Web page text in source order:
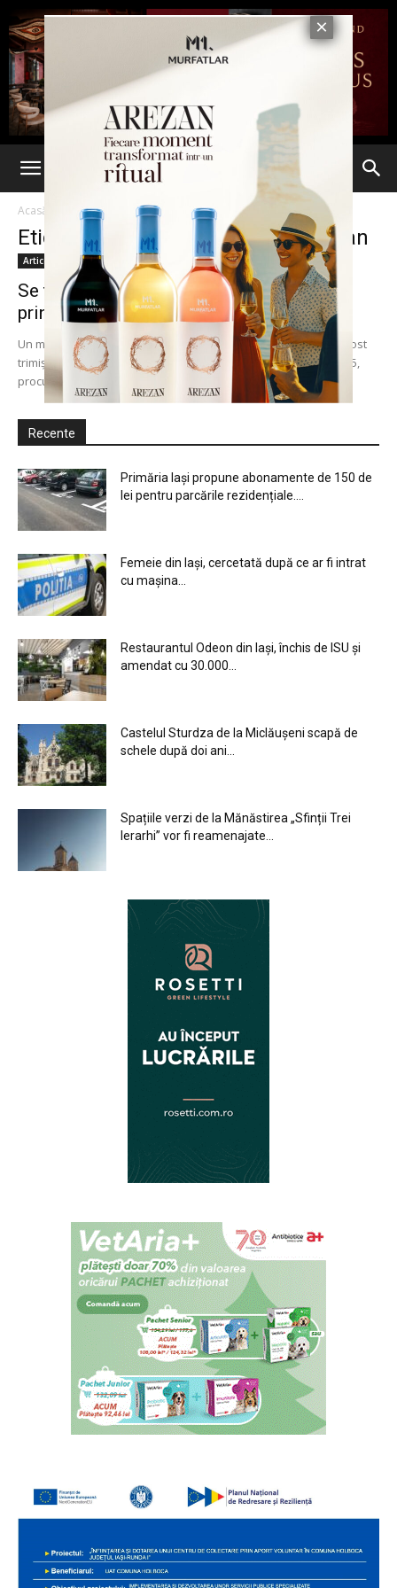
Acasă Etichete Alexandru Theodor Cristian
Etichetă: Alexandru Theodor Cristian
Articole
Se trata cu „iarbă”. Stomatolog vrâncean
prins în flagrant în timp...
Un medic stomatolog, alături de alţi şase tineri din Focşani au fost
trimişi în judecată pentru trafic de droguri. Pe 27 noiembrie 2015,
procurorii...
Recente
Primăria Iași propune abonamente de 150 de
lei pentru parcările rezidențiale....
Femeie din Iași, cercetată după ce ar fi intrat
cu mașina...
Restaurantul Odeon din Iași, închis de ISU și
amendat cu 30.000...
Castelul Sturdza de la Miclăușeni scapă de
schele după doi ani...
Spațiile verzi de la Mănăstirea „Sfinții Trei
Ierarhi” vor fi reamenajate...